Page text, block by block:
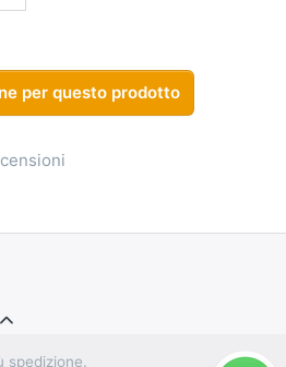
per questo prodotto
spedizione.